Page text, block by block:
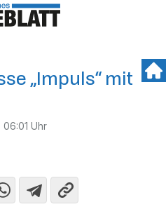
„Impuls“ mit
06:01 Uhr